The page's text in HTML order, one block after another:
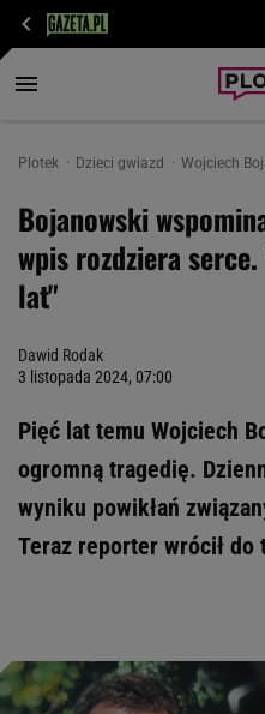
Plotek Dzieci gwiazd Wojciech
Bojanowski
wpis rozdziera
lat"
Dawid Rodak
3 listopada 2024, 07:00
Pięć lat temu Wojciech
ogromną tragedię.
wyniku powikłań
Teraz reporter wrócił